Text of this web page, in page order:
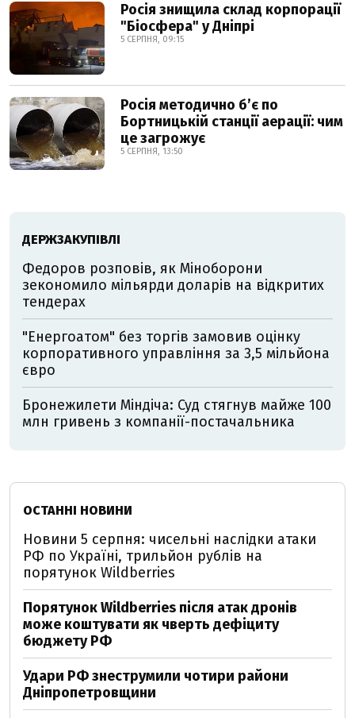
Росія знищила склад корпорації
"Біосфера" у Дніпрі
5 СЕРПНЯ, 09:15
Росія методично б’є по
Бортницькій станції аерації: чим
це загрожує
5 СЕРПНЯ, 13:50
ДЕРЖЗАКУПІВЛІ
Федоров розповів, як Міноборони
зекономило мільярди доларів на відкритих
тендерах
"Енергоатом" без торгів замовив оцінку
корпоративного управління за 3,5 мільйона
євро
Бронежилети Міндіча: Суд стягнув майже 100
млн гривень з компанії-постачальника
ОСТАННІ НОВИНИ
Новини 5 серпня: чисельні наслідки атаки
РФ по Україні, трильйон рублів на
порятунок Wildberries
Порятунок Wildberries після атак дронів
може коштувати як чверть дефіциту
бюджету РФ
Удари РФ знеструмили чотири райони
Дніпропетровщини